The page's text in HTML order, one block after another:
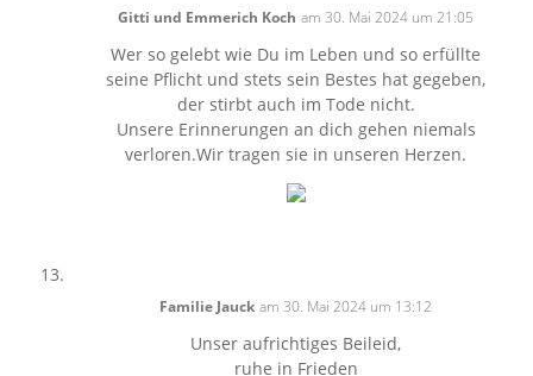
Gitti und Emmerich Koch am 30. Mai 2024 um 21:05
Wer so gelebt wie Du im Leben und so erfüllte
seine Pflicht und stets sein Bestes hat gegeben,
der stirbt auch im Tode nicht.
Unsere Erinnerungen an dich gehen niemals
verloren.Wir tragen sie in unseren Herzen.
Familie Jauck am 30. Mai 2024 um 13:12
Unser aufrichtiges Beileid,
ruhe in Frieden